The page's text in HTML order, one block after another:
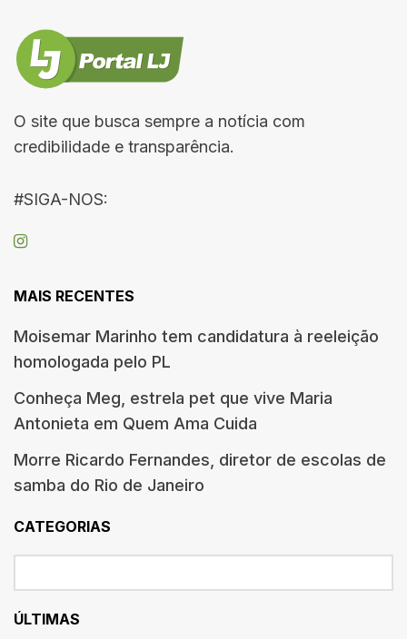
O site que busca sempre a notícia com
credibilidade e transparência.
#SIGA-NOS:
MAIS RECENTES
Moisemar Marinho tem candidatura à reeleição
homologada pelo PL
Conheça Meg, estrela pet que vive Maria
Antonieta em Quem Ama Cuida
Morre Ricardo Fernandes, diretor de escolas de
samba do Rio de Janeiro
CATEGORIAS
ÚLTIMAS